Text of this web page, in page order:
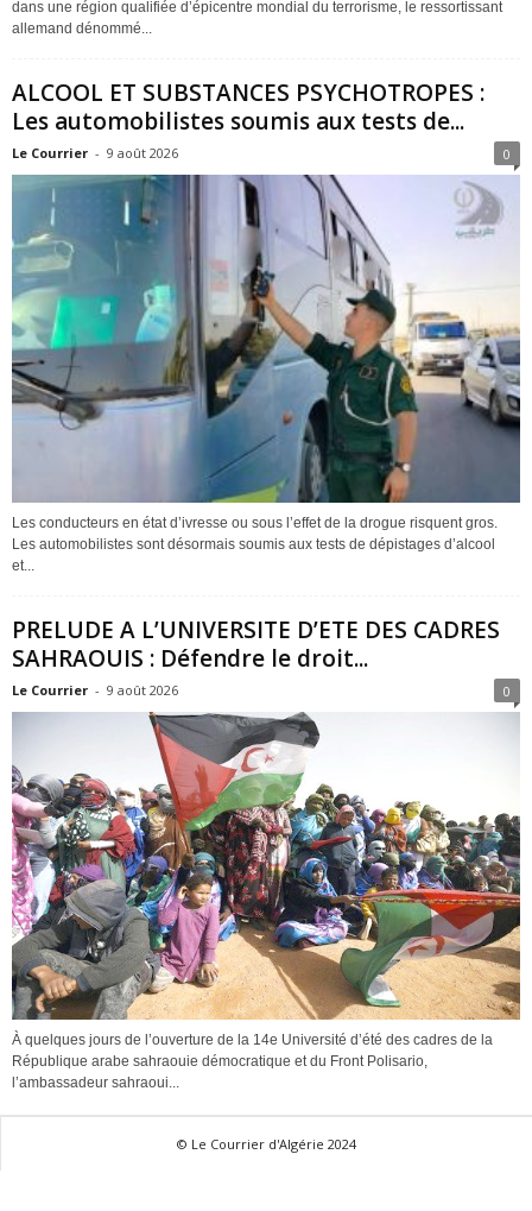
dans une région qualifiée d’épicentre mondial du terrorisme, le ressortissant
allemand dénommé...
ALCOOL ET SUBSTANCES PSYCHOTROPES :
Les automobilistes soumis aux tests de...
Le Courrier - 9 août 2026 0
Les conducteurs en état d’ivresse ou sous l’effet de la drogue risquent gros.
Les automobilistes sont désormais soumis aux tests de dépistages d’alcool
et...
PRELUDE A L’UNIVERSITE D’ETE DES CADRES
SAHRAOUIS : Défendre le droit...
Le Courrier - 9 août 2026 0
À quelques jours de l’ouverture de la 14e Université d’été des cadres de la
République arabe sahraouie démocratique et du Front Polisario,
l’ambassadeur sahraoui...
© Le Courrier d'Algérie 2024